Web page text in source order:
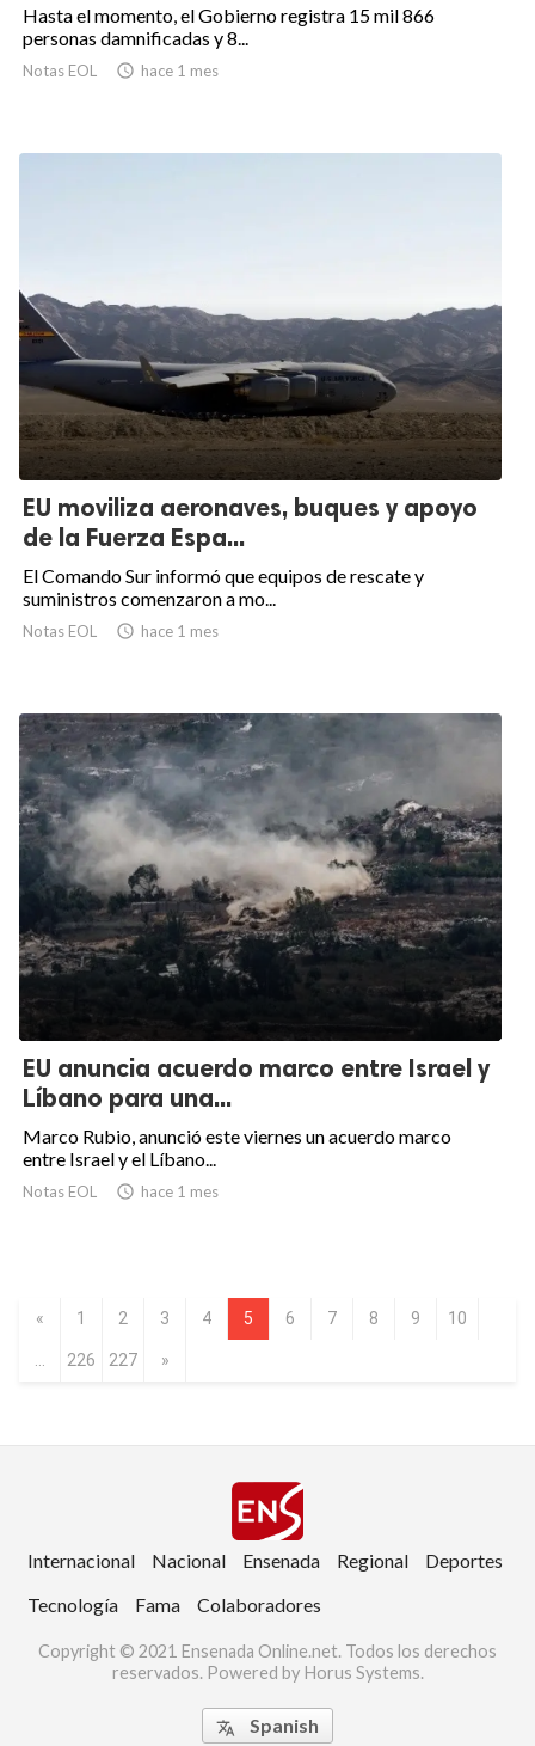
Hasta el momento, el Gobierno registra 15 mil 866
personas damnificadas y 8...
Notas EOL  hace 1 mes
EU moviliza aeronaves, buques y apoyo
de la Fuerza Espa...
El Comando Sur informó que equipos de rescate y
suministros comenzaron a mo...
Notas EOL  hace 1 mes
EU anuncia acuerdo marco entre Israel y
Líbano para una...
Marco Rubio, anunció este viernes un acuerdo marco
entre Israel y el Líbano...
Notas EOL  hace 1 mes
« 1 2 3 4 5 6 7 8 9 10
226 227 »
Internacional Nacional Ensenada Regional
Deportes
Tecnología
Fama Colaboradores
Copyright © 2021 Ensenada Online.net. Todos los derechos
reservados. Powered by Horus Systems.
 Spanish